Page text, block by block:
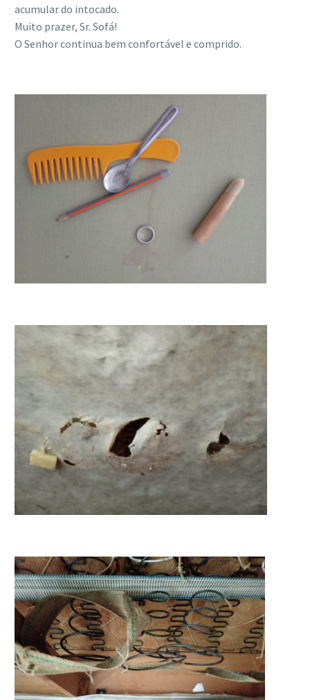
acumular do intocado.
Muito prazer, Sr. Sofá!
O Senhor continua bem confortável e comprido.